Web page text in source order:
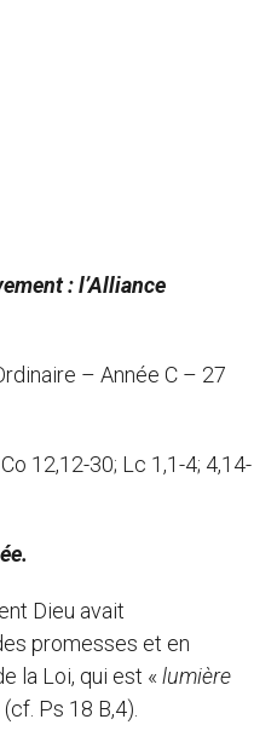
: l’Alliance
– Année C – 27
12,12-30; Lc 1,1-4; 4,14-
Dieu avait
promesses et en
la Loi, qui est « lumière
Ps 18 B,4).